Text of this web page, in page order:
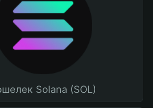
Solana (SOL)